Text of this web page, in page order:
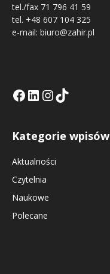
tel./fax 71 796 41 59
tel. +48 607 104 325
e-mail: biuro@zahir.pl
Facebook
LinkedIn
Tik Tok KEInstagramm KE
Kategorie wpisów
Aktualności
Czytelnia
Naukowe
Polecane